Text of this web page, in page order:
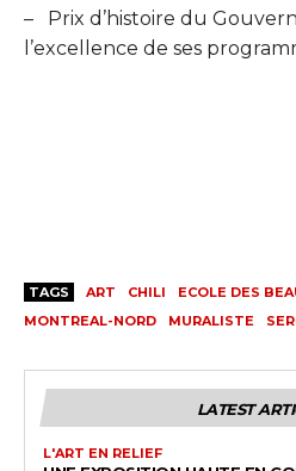
–
Prix d’histoire du
l’excellence de ses
TAGS ART CHILI
ECOLE DES
MONTREAL-NORD
MURALISTE
LATEST
L'ART EN RELIEF